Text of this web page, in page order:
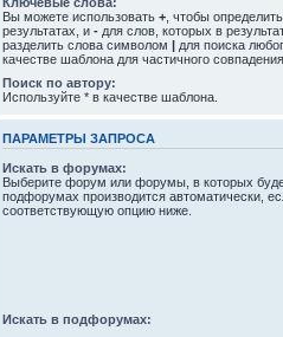
Вы можете использовать+ , чтобы
результатах, и- для слов, которых в
разделить слова символом| для поиска
качестве шаблона для частичного совпадения.
Поиск по автору:
Используйте * в качестве шаблона.
ПАРАМЕТРЫ ЗАПРОСА
Искать в форумах:
Выберите форум или форумы, в которых
подфорумах производится автоматически,
соответствующую опцию ниже.
Искать в подфорумах: